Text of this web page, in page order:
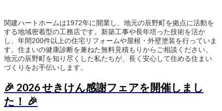
関建ハートホームは1972年に開業し、地元の辰野町を拠点に活動を
する地域密着型の工務店です。新築工事や長年培った技術を活か
し、年間200件以上の住宅リフォームや屋根・外壁塗装を行っていま
す。住まいの健康診断を兼ねた無料見積もりからご相談ください。
地元の辰野町を知り尽くした私たちが、長く安心して住める住まい
づくりをお手伝いします。
🎉 2026 せきけん感謝フェアを開催しまし
た！ 🎉